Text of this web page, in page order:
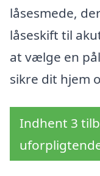
låsesmede,
låseskift til
at vælge en
sikre dit hjem
Indhent 3